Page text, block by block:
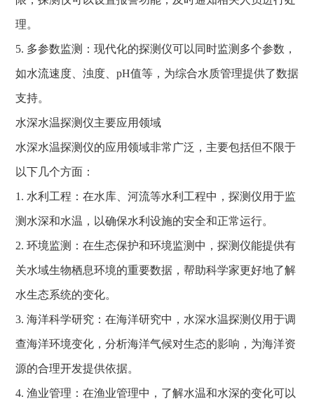
理。
5. 多参数监测：现代化的探测仪可以同时监测多个参数，
如水流速度、浊度、pH值等，为综合水质管理提供了数据
支持。
水深水温探测仪主要应用领域
水深水温探测仪的应用领域非常广泛，主要包括但不限于
以下几个方面：
1. 水利工程：在水库、河流等水利工程中，探测仪用于监
测水深和水温，以确保水利设施的安全和正常运行。
2. 环境监测：在生态保护和环境监测中，探测仪能提供有
关水域生物栖息环境的重要数据，帮助科学家更好地了解
水生态系统的变化。
3. 海洋科学研究：在海洋研究中，水深水温探测仪用于调
查海洋环境变化，分析海洋气候对生态的影响，为海洋资
源的合理开发提供依据。
4. 渔业管理：在渔业管理中，了解水温和水深的变化可以